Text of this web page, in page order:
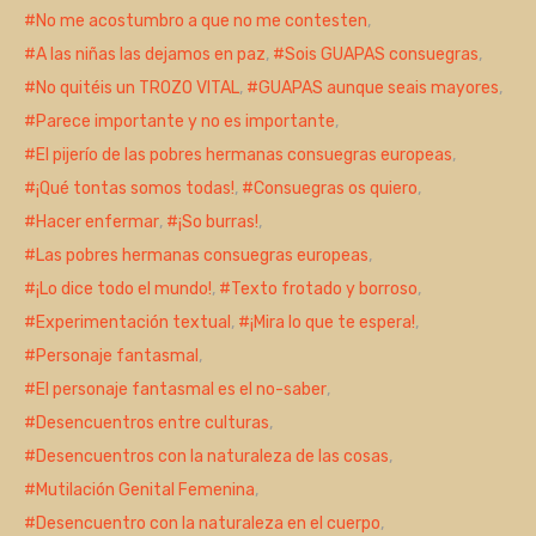
No me acostumbro a que no me contesten,
A las niñas las dejamos en paz, Sois GUAPAS consuegras,
No quitéis un TROZO VITAL, GUAPAS aunque seais mayores,
Parece importante y no es importante,
El pijerío de las pobres hermanas consuegras europeas,
¡Qué tontas somos todas!, Consuegras os quiero,
Hacer enfermar, ¡So burras!,
Las pobres hermanas consuegras europeas,
¡Lo dice todo el mundo!, Texto frotado y borroso,
Experimentación textual, ¡Mira lo que te espera!,
Personaje fantasmal,
El personaje fantasmal es el no-saber,
Desencuentros entre culturas,
Desencuentros con la naturaleza de las cosas,
Mutilación Genital Femenina,
Desencuentro con la naturaleza en el cuerpo,